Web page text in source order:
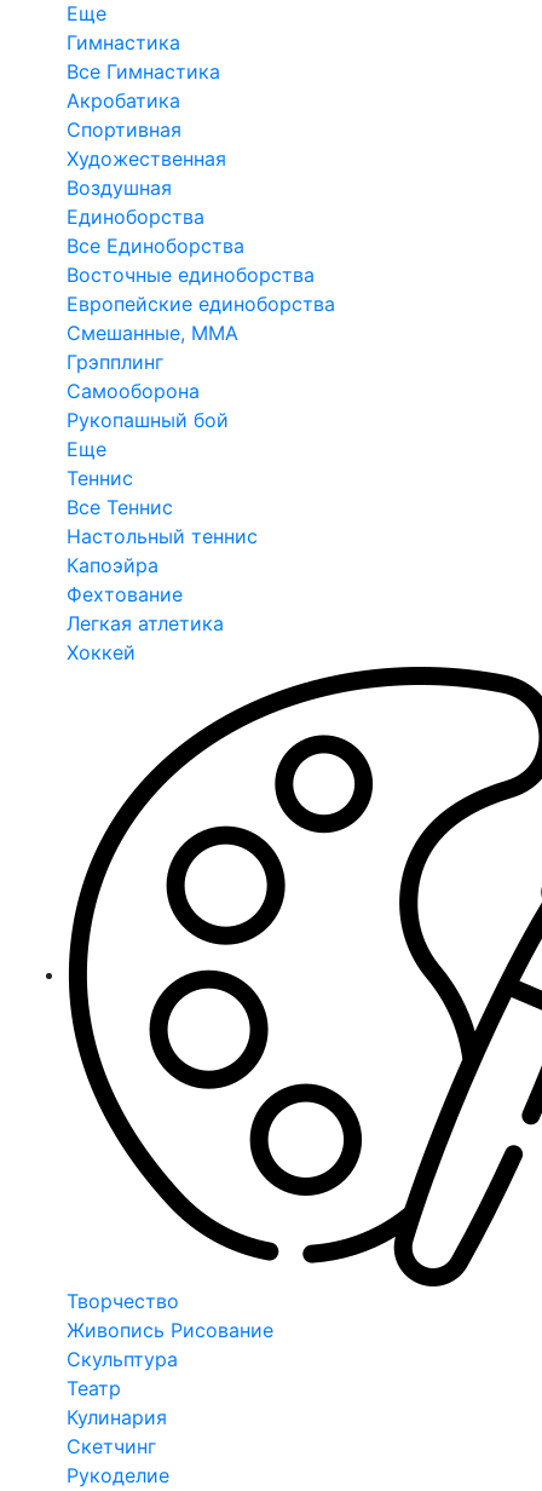
Еще
Гимнастика
Все Гимнастика
Акробатика
Спортивная
Художественная
Воздушная
Единоборства
Все Единоборства
Восточные единоборства
Европейские единоборства
Смешанные, ММА
Грэпплинг
Самооборона
Рукопашный бой
Еще
Теннис
Все Теннис
Настольный теннис
Капоэйра
Фехтование
Легкая атлетика
Хоккей
Творчество
Живопись Рисование
Скульптура
Театр
Кулинария
Скетчинг
Рукоделие